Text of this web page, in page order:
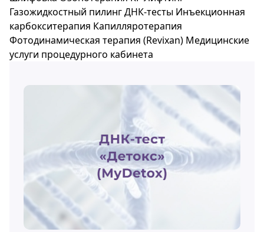
Газожидкостный пилингДНК-тесты Инъекционная
карбокситерапия Капилляротерапия
Фотодинамическая терапия (Revixan) Медицинские
услуги процедурного кабинета